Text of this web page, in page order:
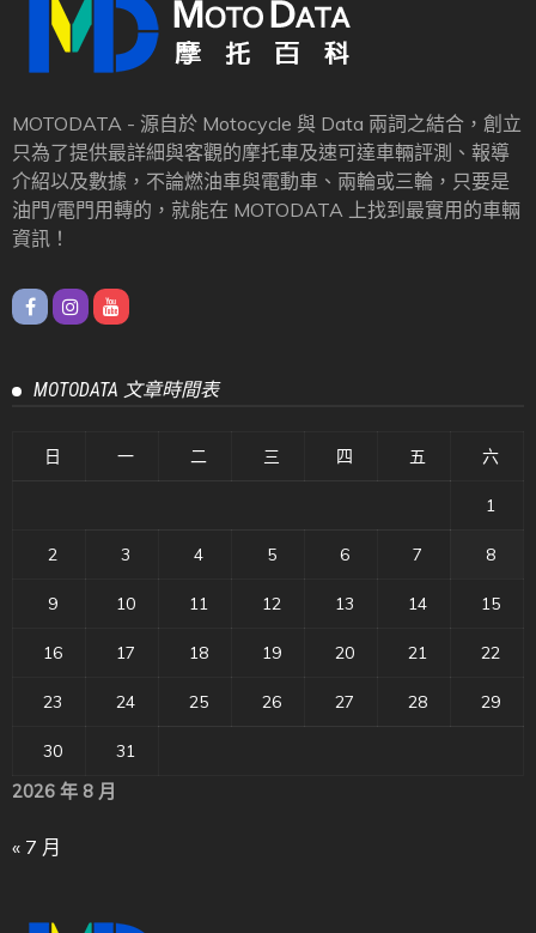
MOTODATA - 源自於 Motocycle 與 Data 兩詞之結合，創立
只為了提供最詳細與客觀的摩托車及速可達車輛評測、報導
介紹以及數據，不論燃油車與電動車、兩輪或三輪，只要是
油門/電門用轉的，就能在 MOTODATA 上找到最實用的車輛
資訊！
MOTODATA 文章時間表
2026 年 8 月
日 一 二 三 四 五 六
1
2 3 4 5 6 7 8
9 10 11 12 13 14 15
16 17 18 19 20 21 22
23 24 25 26 27 28 29
30 31
« 7 月